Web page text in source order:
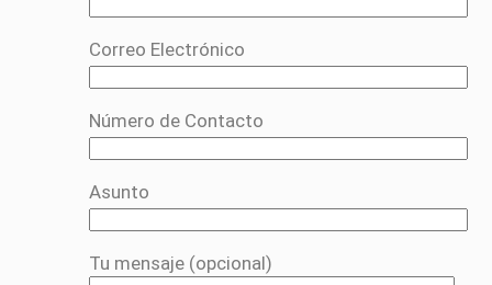
Correo Electrónico
Número de Contacto
Asunto
Tu mensaje (opcional)